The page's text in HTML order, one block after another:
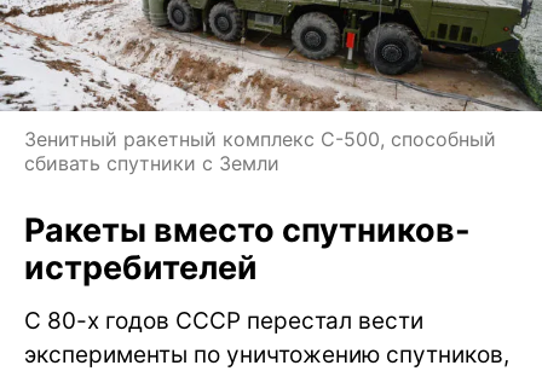
Зенитный ракетный комплекс С-500, способный
сбивать спутники с Земли
Ракеты вместо спутников-
истребителей
С 80-х годов СССР перестал вести
эксперименты по уничтожению спутников,